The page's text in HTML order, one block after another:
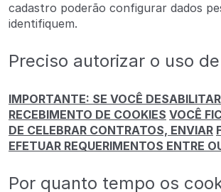
cadastro poderão configurar dados
identifiquem.
Preciso autorizar o uso
IMPORTANTE: SE VOCÊ
RECEBIMENTO DE COOKIES VOCÊ
DE CELEBRAR CONTRATOS, ENVIAR
EFETUAR REQUERIMENTOS ENTRE
Por quanto tempo os